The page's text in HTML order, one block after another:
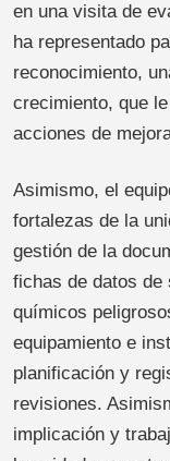
en una visita de
ha representado
reconocimiento,
crecimiento, que
acciones de
Asimismo, el
fortalezas de la
gestión de la
fichas de datos de
químicos
equipamiento e
planificación y
revisiones.
implicación y